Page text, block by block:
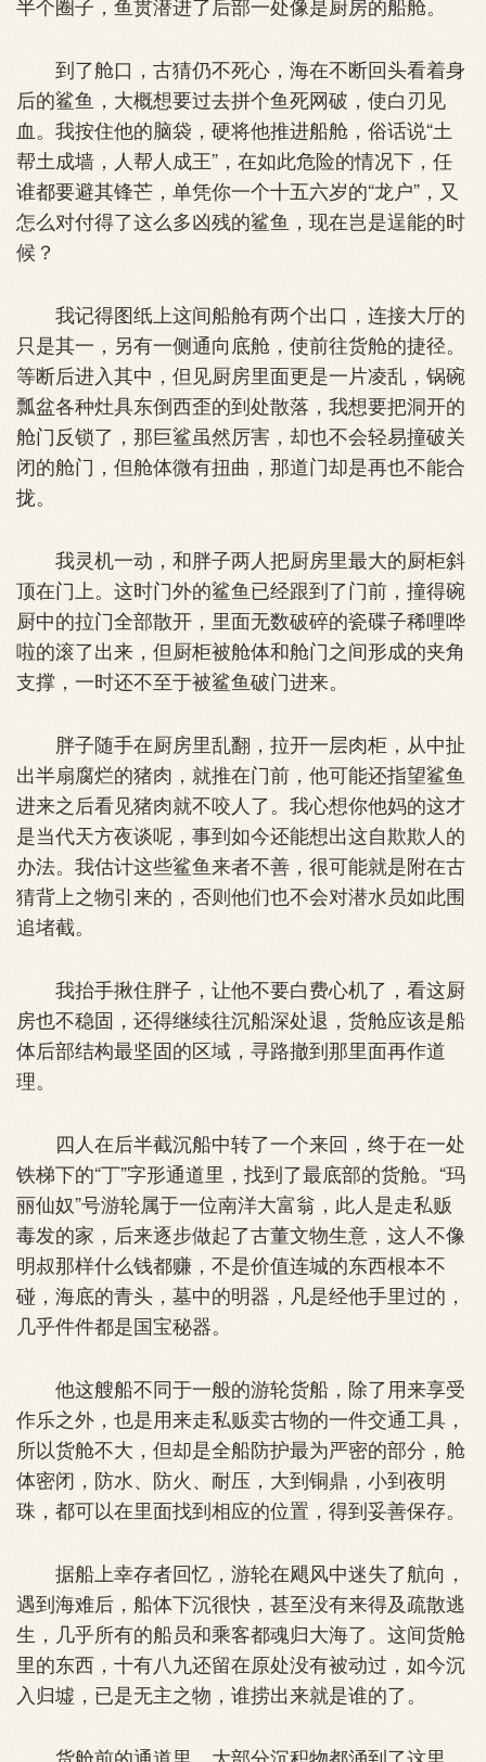
到了舱口，古猜仍不死心，海在不断回头看着身
后的鲨鱼，大概想要过去拼个鱼死网破，使白刃见
血。我按住他的脑袋，硬将他推进船舱，俗话说“土
帮土成墙，人帮人成王”，在如此危险的情况下，任
谁都要避其锋芒，单凭你一个十五六岁的“龙户”，又
怎么对付得了这么多凶残的鲨鱼，现在岂是逞能的时
候？
我记得图纸上这间船舱有两个出口，连接大厅的
只是其一，另有一侧通向底舱，使前往货舱的捷径。
等断后进入其中，但见厨房里面更是一片凌乱，锅碗
瓢盆各种灶具东倒西歪的到处散落，我想要把洞开的
舱门反锁了，那巨鲨虽然厉害，却也不会轻易撞破关
闭的舱门，但舱体微有扭曲，那道门却是再也不能合
拢。
我灵机一动，和胖子两人把厨房里最大的厨柜斜
顶在门上。这时门外的鲨鱼已经跟到了门前，撞得碗
厨中的拉门全部散开，里面无数破碎的瓷碟子稀哩哗
啦的滚了出来，但厨柜被舱体和舱门之间形成的夹角
支撑，一时还不至于被鲨鱼破门进来。
胖子随手在厨房里乱翻，拉开一层肉柜，从中扯
出半扇腐烂的猪肉，就推在门前，他可能还指望鲨鱼
进来之后看见猪肉就不咬人了。我心想你他妈的这才
是当代天方夜谈呢，事到如今还能想出这自欺欺人的
办法。我估计这些鲨鱼来者不善，很可能就是附在古
猜背上之物引来的，否则他们也不会对潜水员如此围
追堵截。
我抬手揪住胖子，让他不要白费心机了，看这厨
房也不稳固，还得继续往沉船深处退，货舱应该是船
体后部结构最坚固的区域，寻路撤到那里面再作道
理。
四人在后半截沉船中转了一个来回，终于在一处
铁梯下的“丁”字形通道里，找到了最底部的货舱。“玛
丽仙奴”号游轮属于一位南洋大富翁，此人是走私贩
毒发的家，后来逐步做起了古董文物生意，这人不像
明叔那样什么钱都赚，不是价值连城的东西根本不
碰，海底的青头，墓中的明器，凡是经他手里过的，
几乎件件都是国宝秘器。
他这艘船不同于一般的游轮货船，除了用来享受
作乐之外，也是用来走私贩卖古物的一件交通工具，
所以货舱不大，但却是全船防护最为严密的部分，舱
体密闭，防水、防火、耐压，大到铜鼎，小到夜明
珠，都可以在里面找到相应的位置，得到妥善保存。
据船上幸存者回忆，游轮在飓风中迷失了航向，
遇到海难后，船体下沉很快，甚至没有来得及疏散逃
生，几乎所有的船员和乘客都魂归大海了。这间货舱
里的东西，十有八九还留在原处没有被动过，如今沉
入 归墟 ，已是无主之物，谁捞出来就是谁的了。